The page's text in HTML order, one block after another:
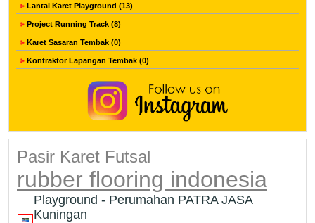
Lantai Karet Playground (13)
Project Running Track (8)
Karet Sasaran Tembak (0)
Kontraktor Lapangan Tembak (0)
Pasir Karet Futsal
rubber flooring indonesia
Playground - Perumahan PATRA JASA
Kuningan